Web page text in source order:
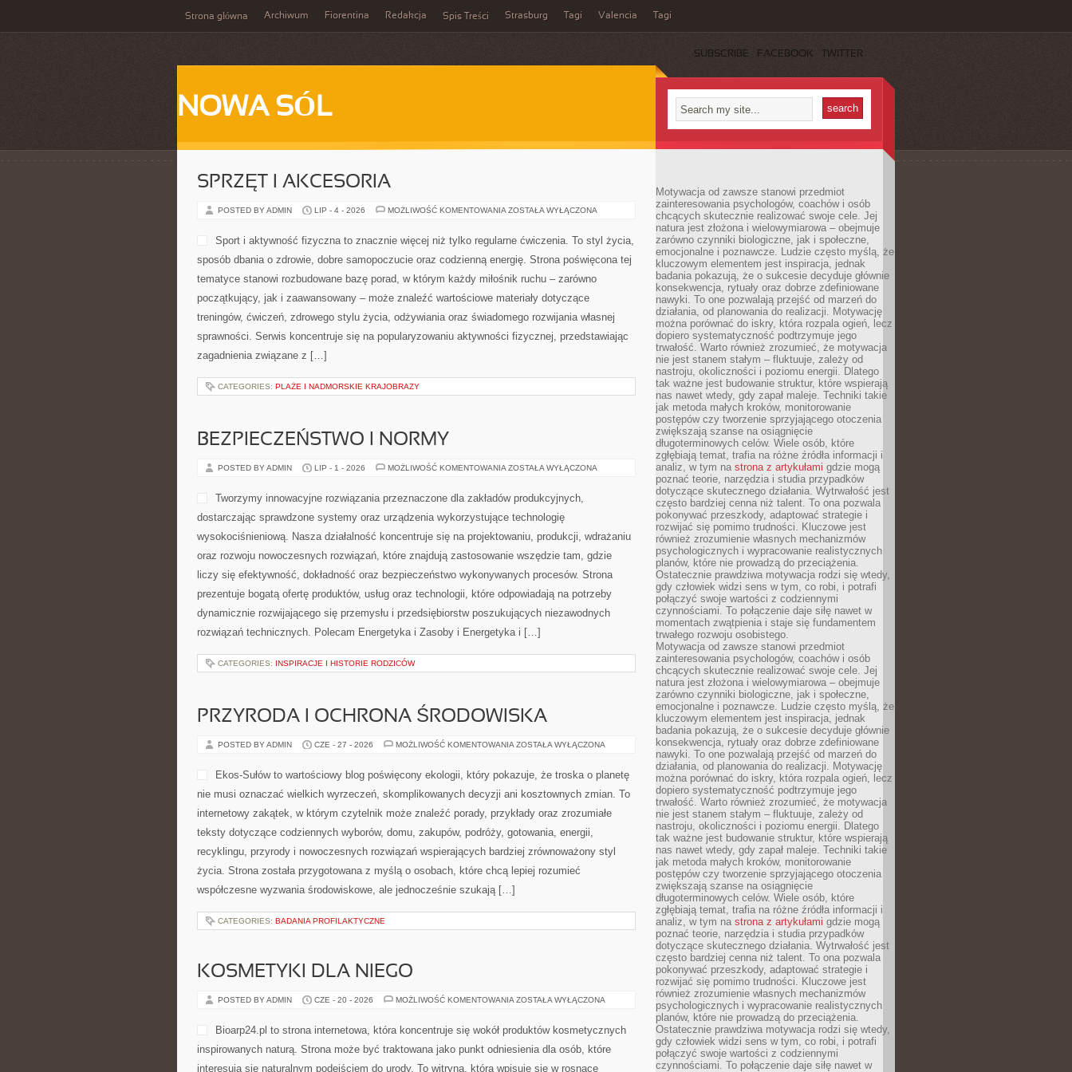
Strona główna Archiwum Fiorentina Redakcja Spis Treści Strasburg Tagi Valencia Tagi
SUBSCRIBE FACEBOOK TWITTER
NOWA SÓL
SPRZĘT I AKCESORIA
POSTED BY ADMIN LIP - 4 - 2026 MOŻLIWOŚĆ KOMENTOWANIA SPRZĘT
ZOSTAŁA WYŁĄCZONA
Sport i aktywność fizyczna to znacznie więcej niż tylko
regularne ćwiczenia. To styl życia, sposób dbania o
zdrowie, dobre samopoczucie oraz codzienną energię.
Strona poświęcona tej tematyce stanowi rozbudowane
bazę porad, w którym każdy miłośnik ruchu – zarówno
początkujący, jak i zaawansowany – może znaleźć
wartościowe materiały dotyczące treningów, ćwiczeń, zdrowego stylu życia, odżywiania oraz
świadomego rozwijania własnej sprawności. Serwis koncentruje się na popularyzowaniu
aktywności fizycznej, przedstawiając zagadnienia związane z […]
POSTED BY ADMIN LIP - 1 - 2026
BEZPIECZEŃSTWO
I
NORMY
ZOSTAŁA WYŁĄCZONA
Tworzymy innowacyjne rozwiązania przeznaczone dla
zakładów produkcyjnych, dostarczając sprawdzone
systemy oraz urządzenia wykorzystujące technologię
wysokociśnieniową. Nasza działalność koncentruje się
na projektowaniu, produkcji, wdrażaniu oraz rozwoju
nowoczesnych rozwiązań, które znajdują zastosowanie
wszędzie tam, gdzie liczy się efektywność, dokładność oraz bezpieczeństwo wykonywanych
procesów. Strona prezentuje bogatą ofertę produktów, usług oraz technologii, które
poszukujących niezawodnych rozwiązań technicznych. Polecam Energetyka i Zasoby i
PRZYRODA I OCHRONA ŚRODOWISKA
POSTED BY ADMIN CZE - 27 - 2026 MOŻLIWOŚĆ KOMENTOWANIA
PRZYRODA
I
OCHRONA
ŚRODOWISKA
ZOSTAŁA WYŁĄCZONA
Ekos-Sułów to wartościowy blog poświęcony ekologii,
który pokazuje, że troska o planetę nie musi oznaczać
wielkich wyrzeczeń, skomplikowanych decyzji ani
kosztownych zmian. To internetowy zakątek, w którym
zrozumiałe teksty dotyczące codziennych wyborów,
wspierających bardziej zrównoważony styl życia. Strona została przygotowana z myślą o
osobach, które chcą lepiej rozumieć współczesne wyzwania środowiskowe, ale jednocześnie
szukają […]
Motywacja od zawsze stanowi przedmiot
zainteresowania psychologów, coachów i osób
chcących skutecznie realizować swoje cele. Jej
natura jest złożona i wielowymiarowa – obejmuje
zarówno czynniki biologiczne, jak i społeczne,
emocjonalne i poznawcze. Ludzie często myślą, że
kluczowym elementem jest inspiracja, jednak
badania pokazują, że o sukcesie decyduje głównie
konsekwencja, rytuały oraz dobrze zdefiniowane
nawyki. To one pozwalają przejść od marzeń do
działania, od planowania do realizacji. Motywację
można porównać do iskry, która rozpala ogień, lecz
dopiero systematyczność podtrzymuje jego
trwałość. Warto również zrozumieć, że motywacja
nie jest stanem stałym – fluktuuje, zależy od
nastroju, okoliczności i poziomu energii. Dlatego
tak ważne jest budowanie struktur, które wspierają
nas nawet wtedy, gdy zapał maleje. Techniki takie
jak metoda małych kroków, monitorowanie
postępów czy tworzenie sprzyjającego otoczenia
zwiększają szanse na osiągnięcie
długoterminowych celów. Wiele osób, które
zgłębiają temat, trafia na różne źródła informacji i
analiz, w tym na strona z artykułami gdzie mogą
poznać teorie, narzędzia i studia przypadków
dotyczące skutecznego działania. Wytrwałość jest
często bardziej cenna niż talent. To ona pozwala
pokonywać przeszkody, adaptować strategie i
rozwijać się pomimo trudności. Kluczowe jest
również zrozumienie własnych mechanizmów
psychologicznych i wypracowanie realistycznych
planów, które nie prowadzą do przeciążenia.
Ostatecznie prawdziwa motywacja rodzi się wtedy,
gdy człowiek widzi sens w tym, co robi, i potrafi
połączyć swoje wartości z codziennymi
czynnościami. To połączenie daje siłę nawet w
momentach zwątpienia i staje się fundamentem
trwałego rozwoju osobistego.
Motywacja od zawsze stanowi przedmiot
zainteresowania psychologów, coachów i osób
chcących skutecznie realizować swoje cele. Jej
natura jest złożona i wielowymiarowa – obejmuje
zarówno czynniki biologiczne, jak i społeczne,
emocjonalne i poznawcze. Ludzie często myślą, że
kluczowym elementem jest inspiracja, jednak
badania pokazują, że o sukcesie decyduje głównie
konsekwencja, rytuały oraz dobrze zdefiniowane
nawyki. To one pozwalają przejść od marzeń do
działania, od planowania do realizacji. Motywację
można porównać do iskry, która rozpala ogień, lecz
dopiero systematyczność podtrzymuje jego
trwałość. Warto również zrozumieć, że motywacja
nie jest stanem stałym – fluktuuje, zależy od
nastroju, okoliczności i poziomu energii. Dlatego
tak ważne jest budowanie struktur, które wspierają
nas nawet wtedy, gdy zapał maleje. Techniki takie
jak metoda małych kroków, monitorowanie
postępów czy tworzenie sprzyjającego otoczenia
zwiększają szanse na osiągnięcie
długoterminowych celów. Wiele osób, które
zgłębiają temat, trafia na różne źródła informacji i
analiz, w tym na strona z artykułami gdzie mogą
poznać teorie, narzędzia i studia przypadków
dotyczące skutecznego działania. Wytrwałość jest
często bardziej cenna niż talent. To ona pozwala
pokonywać przeszkody, adaptować strategie i
rozwijać się pomimo trudności. Kluczowe jest
również zrozumienie własnych mechanizmów
psychologicznych i wypracowanie realistycznych
planów, które nie prowadzą do przeciążenia.
Ostatecznie prawdziwa motywacja rodzi się wtedy,
gdy człowiek widzi sens w tym, co robi, i potrafi
połączyć swoje wartości z codziennymi
czynnościami. To połączenie daje siłę nawet w